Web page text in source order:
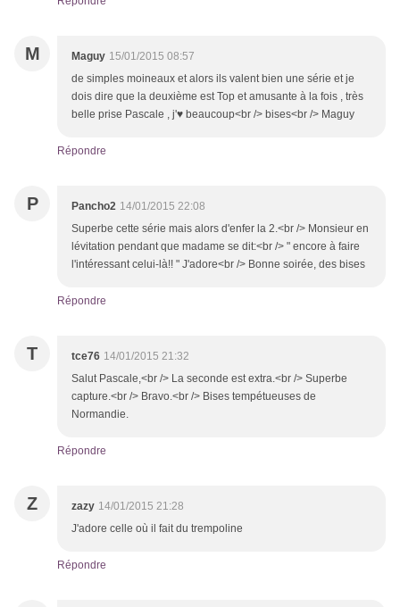
M Maguy 15/01/2015 08:57
de simples moineaux et alors ils valent bien une série et je
dois dire que la deuxième est Top et amusante à la fois , très
belle prise Pascale , j'♥ beaucoup<br /> bises<br /> Maguy
Répondre
P Pancho2 14/01/2015 22:08
Superbe cette série mais alors d'enfer la 2.<br /> Monsieur en
lévitation pendant que madame se dit:<br /> " encore à faire
l'intéressant celui-là!! " J'adore<br /> Bonne soirée, des bises
Répondre
T tce76 14/01/2015 21:32
Salut Pascale,<br /> La seconde est extra.<br /> Superbe
capture.<br /> Bravo.<br /> Bises tempétueuses de
Normandie.
Répondre
Z zazy 14/01/2015 21:28
J'adore celle où il fait du trempoline
Répondre